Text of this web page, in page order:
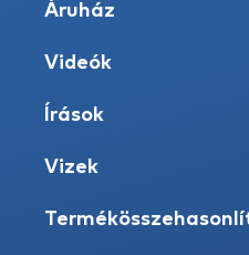
Áruház
Videók
Írások
Vizek